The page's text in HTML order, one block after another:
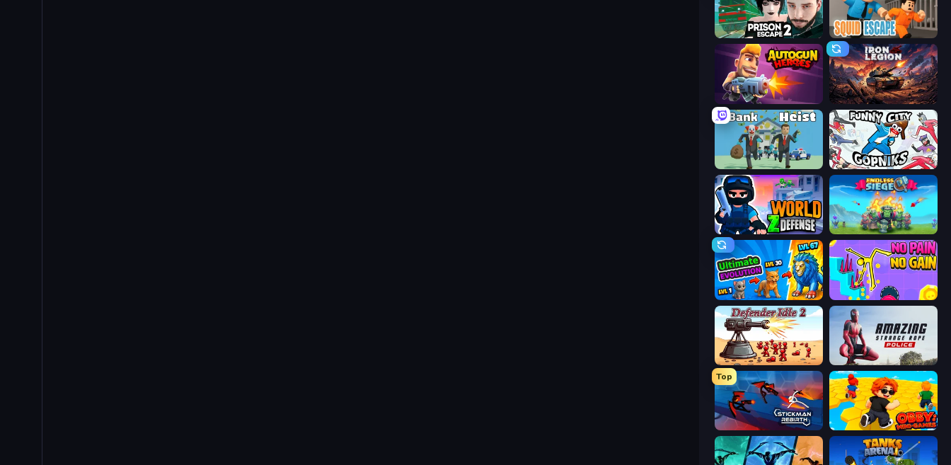
Prison Escape 2
Autogun Heroes Iron Legion
Bank Heist Funny City: Gopniks
World Z Defense - Zombie Defense Endless Siege
Ultimate Evolution No Pain No Gain - Ragdoll Sandbox
Defender Idle 2 Amazing Strange Rope Police
Top
Stickman Rebirth Obby: Mini-Games